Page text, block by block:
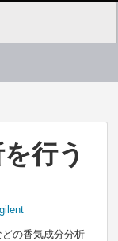
行う
の香気成分分析